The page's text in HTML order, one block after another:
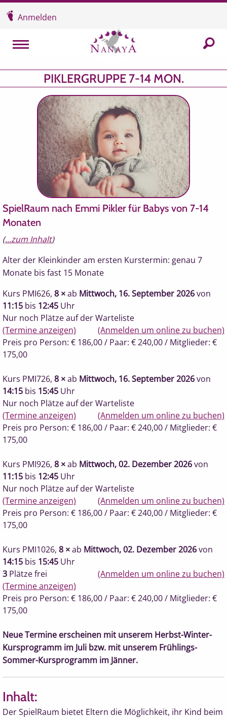
Überspringen und zum Inhalt
Anmelden
MENU In
PIKLERGRUPPE 7-14 MON.
SpielRaum nach Emmi Pikler für Babys von 7-14
Monaten
(...zum Inhalt)
Alter der Kleinkinder am ersten Kurstermin: genau 7
Monate bis fast 15 Monate
Kurs PMI626, 8 ×ab Mittwoch, 16. September 2026von
11:15 bis 12:45 Uhr
Nur noch Plätze auf der Warteliste
(Anmelden um online zu buchen)
(Termine anzeigen)
Preis pro Person: € 186,00/ Paar: € 240,00/ Mitglieder: €
175,00
Kurs PMI726, 8 ×ab Mittwoch, 16. September 2026von
14:15 bis 15:45 Uhr
Nur noch Plätze auf der Warteliste
(Anmelden um online zu buchen)
(Termine anzeigen)
Preis pro Person: € 186,00/ Paar: € 240,00/ Mitglieder: €
175,00
Kurs PMI926, 8 ×ab Mittwoch, 02. Dezember 2026von
11:15 bis 12:45 Uhr
Nur noch Plätze auf der Warteliste
(Anmelden um online zu buchen)
(Termine anzeigen)
Preis pro Person: € 186,00/ Paar: € 240,00/ Mitglieder: €
175,00
Kurs PMI1026, 8 ×ab Mittwoch, 02. Dezember 2026von
14:15 bis 15:45 Uhr
3 Plätze frei
(Anmelden um online zu buchen)
(Termine anzeigen)
Preis pro Person: € 186,00/ Paar: € 240,00/ Mitglieder: €
175,00
Neue Termine erscheinen mit unserem Herbst-Winter-
Kursprogramm im Juli bzw. mit unserem Frühlings-
Sommer-Kursprogramm im Jänner.
Inhalt:
Der SpielRaum bietet Eltern die Möglichkeit, ihr Kind beim